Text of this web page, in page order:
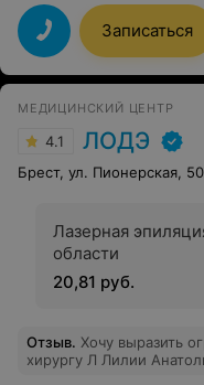
Записаться
МЕДИЦИНСКИЙ ЦЕНТР
4.1 ЛОДЭ
Брест, ул. Пионерская, 50
Лазерная
области
20,81 руб.
Отзыв. Хочу выразить
хирургу Л Лилии